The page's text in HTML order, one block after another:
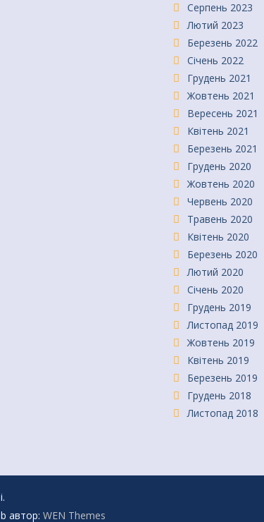
Серпень 2023
Лютий 2023
Березень 2022
Січень 2022
Грудень 2021
Жовтень 2021
Вересень 2021
Квітень 2021
Березень 2021
Грудень 2020
Жовтень 2020
Червень 2020
Травень 2020
Квітень 2020
Березень 2020
Лютий 2020
Січень 2020
Грудень 2019
Листопад 2019
Жовтень 2019
Квітень 2019
Березень 2019
Грудень 2018
Листопад 2018
автор: WEN Themes